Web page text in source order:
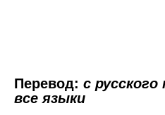
Перевод: с русского
все языки